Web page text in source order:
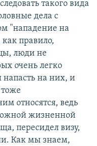
такого вида
дела с
"нападение на
правило,
люди не
очень легко
напасть на них, и
относятся, ведь
жизненной
пересидел визу,
Как мы знаем,